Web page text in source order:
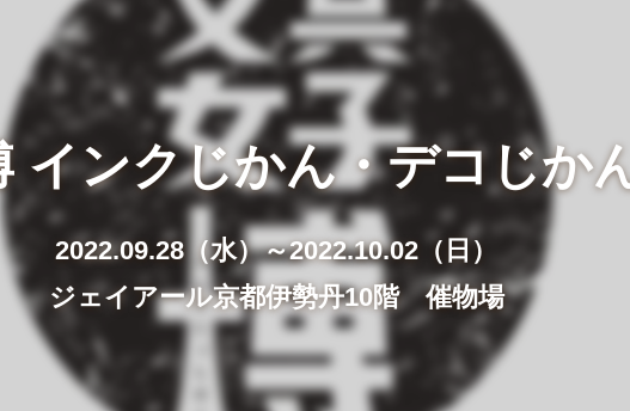
インクじかん・デコじか
2022.09.28（水）～2022.10.02（日）
ジェイアール京都伊勢丹10階 催物場